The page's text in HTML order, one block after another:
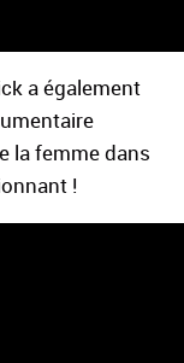
a également
la femme dans
!